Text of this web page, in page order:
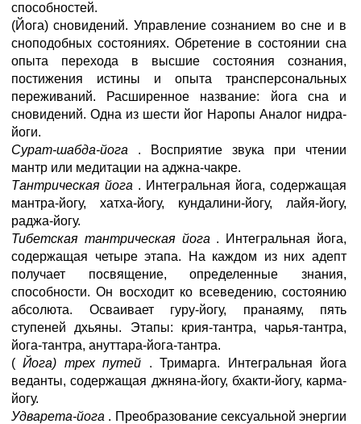
способностей.
(Йога) сновидений. Управление сознанием во сне и в
сноподобных состояниях. Обретение в состоянии сна
опыта перехода в высшие состояния сознания,
постижения истины и опыта трансперсональных
переживаний. Расширенное название: йога сна и
сновидений. Одна из шести йог Наропы Аналог нидра-
йоги.
Сурат-шабда-йога . Восприятие звука при чтении
мантр или медитации на аджна-чакре.
Тантрическая йога . Интегральная йога, содержащая
мантра-йогу, хатха-йогу, кундалини-йогу, лайя-йогу,
раджа-йогу.
Тибетская тантрическая йога . Интегральная йога,
содержащая четыре этапа. На каждом из них адепт
получает посвящение, определенные знания,
способности. Он восходит ко всеведению, состоянию
абсолюта. Осваивает гуру-йогу, пранаяму, пять
ступеней дхьяны. Этапы: крия-тантра, чарья-тантра,
йога-тантра, ануттара-йога-тантра.
(Йога) трех путей . Тримарга. Интегральная йога
веданты, содержащая джняна-йогу, бхакти-йогу, карма-
йогу.
Удварета-йога . Преобразование сексуальной энергии